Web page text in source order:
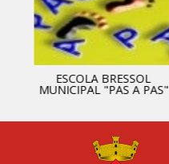
ESCOLA BRESSOL
MUNICIPAL "PAS A PAS"